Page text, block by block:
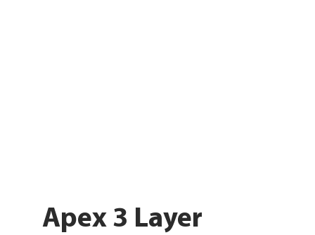
Apex 3 Layer